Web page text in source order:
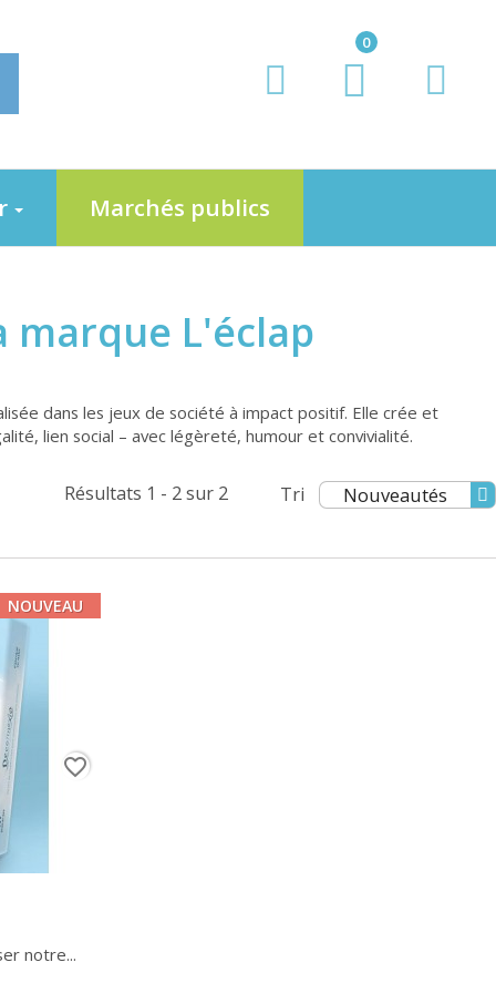
0
Marchés publics
marque L'éclap
dans les jeux de société à impact positif. Elle crée et
lien social – avec légèreté, humour et convivialité.
Résultats 1 - 2 sur 2 Tri Nouveautés
notre...
NOUVEAU
favorite_border